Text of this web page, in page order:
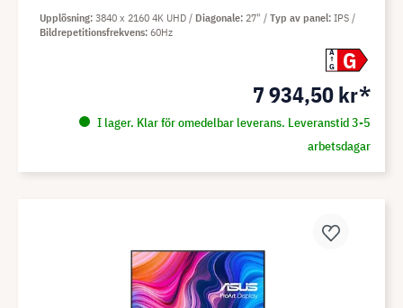
A
G
G
7 934,50 kr*
I lager. Klar för omedelbar leverans. Leveranstid 3-5
arbetsdagar
Upplösning 3840 x 2160 4K UHD Diagonale 27" Typ av panel IPS
Bildrepetitionsfrekvens 60Hz